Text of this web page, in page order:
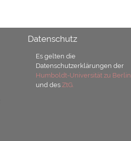
Datenschutz
Es gelten die
Datenschutzerklärungen der
Humboldt-Universität zu Berlin
und des ZtG.